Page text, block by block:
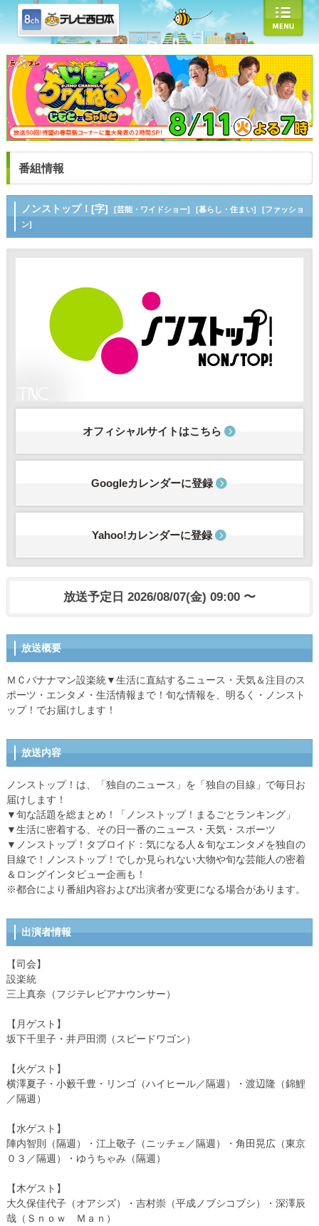
番組情報
ノンストップ！[字] [芸能・ワイドショー] [暮らし・住まい]
[ファッショ
ン]
オフィシャルサイトはこちら
Googleカレンダーに登録
Yahoo!カレンダーに登録
放送予定日 2026/08/07(金) 09:00 〜
放送概要
ＭＣバナナマン設楽統▼生活に直結するニュース・天気＆注目のス
ポーツ・エンタメ・生活情報まで！旬な情報を、明るく・ノンスト
ップ！でお届けします！
放送内容
ノンストップ！は、「独自のニュース」を「独自の目線」で毎日お
届けします！
▼旬な話題を総まとめ！「ノンストップ！まるごとランキング」
▼生活に密着する、その日一番のニュース・天気・スポーツ
▼ノンストップ！タブロイド：気になる人＆旬なエンタメを独自の
目線で！ノンストップ！でしか見られない大物や旬な芸能人の密着
＆ロングインタビュー企画も！
※都合により番組内容および出演者が変更になる場合があります。
出演者情報
【司会】
設楽統
三上真奈（フジテレビアナウンサー）
【月ゲスト】
坂下千里子・井戸田潤（スピードワゴン）
【火ゲスト】
横澤夏子・小籔千豊・リンゴ（ハイヒール／隔週）・渡辺隆（錦鯉
／隔週）
【水ゲスト】
陣内智則（隔週）・江上敬子（ニッチェ／隔週）・角田晃広（東京
０３／隔週）・ゆうちゃみ（隔週）
【木ゲスト】
大久保佳代子（オアシズ）・吉村崇（平成ノブシコブシ）・深澤辰
哉（Ｓｎｏｗ Ｍａｎ）